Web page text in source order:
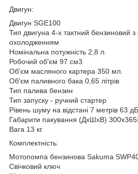
Двигун:
Двигун SGE100
Тип двигуна 4-х тактний бензиновий з
охолодженням
Номінальна потужність 2,8 л.
Робочий об'єм 97 см3
Об'єм масляного картера 350 мл.
Об'єм паливного бака 0,65 літрів
Тип палива бензин
Тип запуску - ручний стартер
Рівень шуму на відстані 7 метрів 63 дБ
Габарити пакування (ДхШхВ)
Вага 13 кг.
Комплектність:
Мотопомпа бензинова Sakuma
Свічковий ключ